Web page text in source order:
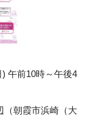
午前10時～午後4
朝霞市浜崎（大